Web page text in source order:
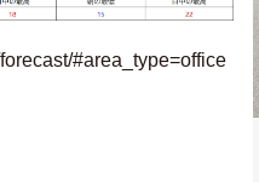
#area_type=office